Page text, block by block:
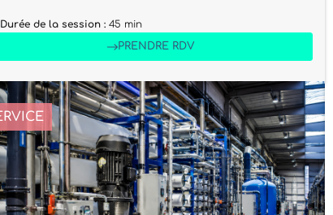
Durée de la session : 45 min
PRENDRE RDV